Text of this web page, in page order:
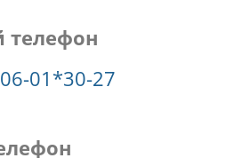
01*30-27